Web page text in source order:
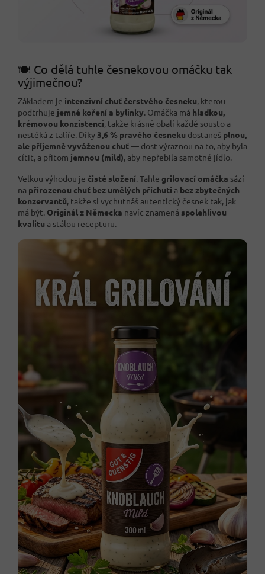
🍽️ Co dělá tuhle česnekovou omáčku tak
výjimečnou?
Základem je intenzivní chuť čerstvého česneku, kterou
podtrhuje jemné koření a bylinky. Omáčka má hladkou,
krémovou konzistenci, takže krásně obalí každé sousto a
nestéká z talíře. Díky3,6 % pravého česneku dostaneš plnou,
ale příjemně vyváženou chuť— dost výraznou na to, aby byla
cítit, a přitom jemnou (mild), aby nepřebila samotné jídlo.
Velkou výhodou je čisté složení. Tahle grilovací omáčka sází
na přirozenou chuť bez umělých příchutí a bez zbytečných
konzervantů, takže si vychutnáš autentický česnek tak, jak
má být. Originál z Německa navíc znamená spolehlivou
kvalitu a stálou recepturu.